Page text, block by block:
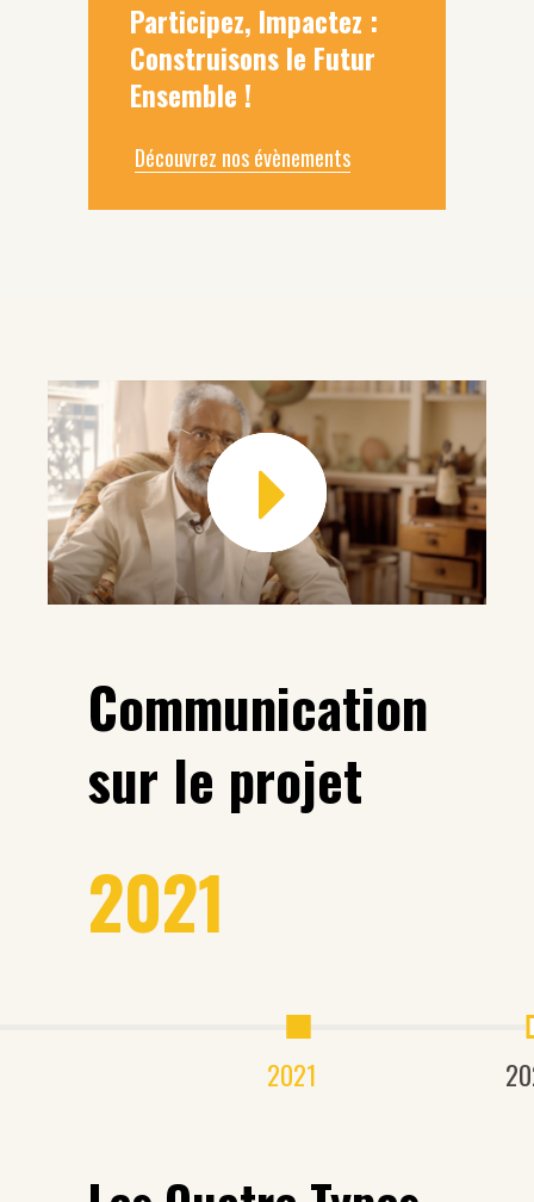
Participez, Impactez :
Construisons le Futur
Ensemble !
Découvrez nos évènements
Communication
sur le projet
2021
2021